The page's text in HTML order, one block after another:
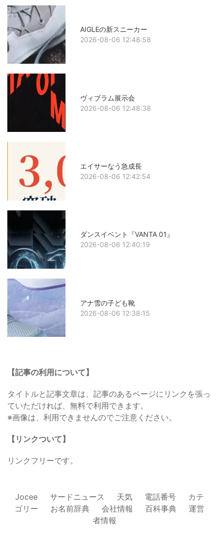
AIGLEの新スニーカー
2026-08-06 12:48:58
ヴィブラム展示会
2026-08-06 12:48:38
エイサーなう急成長
2026-08-06 12:42:54
ダンスイベント『VANTA 01』
2026-08-06 12:40:19
アナ雪の子ども靴
2026-08-06 12:38:15
【記事の利用について】
タイトルと記事文章は、記事のあるページにリンクを張っ
ていただければ、無料で利用できます。
※画像は、利用できませんのでご注意ください。
【リンクついて】
リンクフリーです。
Jocee サードニュース 天気 電話番号
カテ
ゴリー
お名前辞典 会社情報 百科事典
運営
者情報